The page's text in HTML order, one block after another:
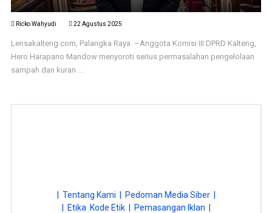
Ricko Wahyudi 22 Agustus 2025
Lensakalteng.com, Palangka Raya –Anggota Komisi III DPRD Kalteng,
Hero Harapano Mandow menyoroti serius permasalahan pengelolaan
sampah dan kuran ...
| Tentang Kami | Pedoman Media Siber |
| Etika Kode Etik | Pemasangan Iklan |